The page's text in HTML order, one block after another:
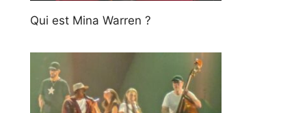
Qui est Mina Warren ?